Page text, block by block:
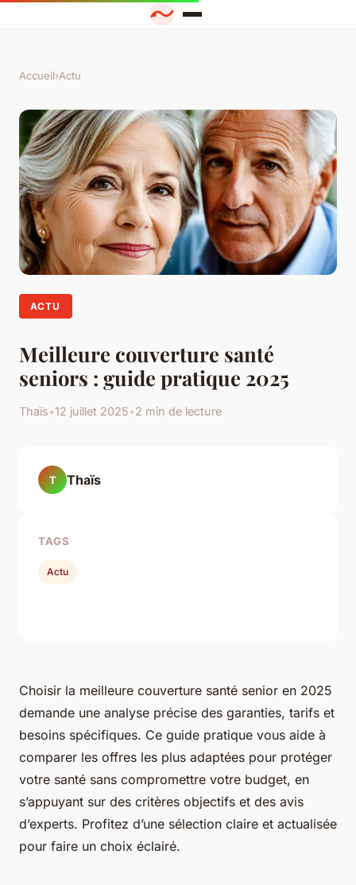
Accueil›Actu
ACTU
Meilleure couverture santé
seniors : guide pratique 2025
Thaïs•12 juillet 2025•2 min de lecture
Choisir la meilleure couverture santé senior en 2025
demande une analyse précise des garanties, tarifs et
besoins spécifiques. Ce guide pratique vous aide à
comparer les offres les plus adaptées pour protéger
votre santé sans compromettre votre budget, en
s’appuyant sur des critères objectifs et des avis
d’experts. Profitez d’une sélection claire et actualisée
pour faire un choix éclairé.
T Thaïs
TAGS
Actu